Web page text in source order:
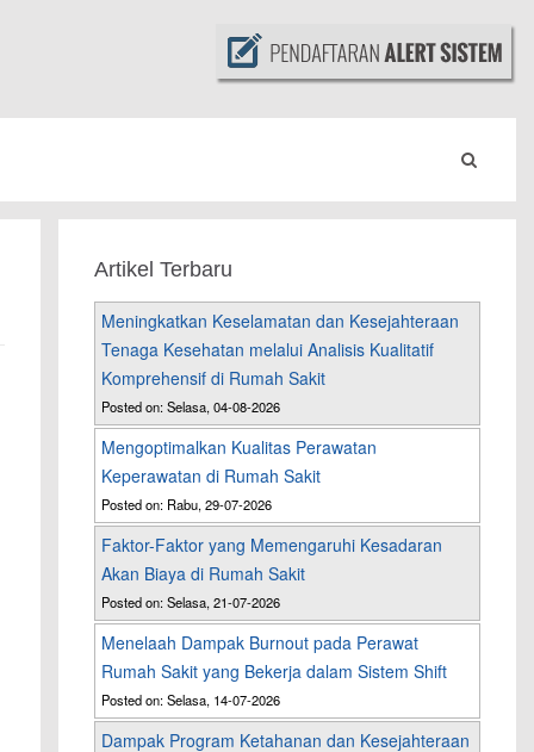
Artikel Terbaru
Meningkatkan Keselamatan dan Kesejahteraan
Tenaga Kesehatan melalui Analisis Kualitatif
Komprehensif di Rumah Sakit
Posted on: Selasa, 04-08-2026
Mengoptimalkan Kualitas Perawatan
Keperawatan di Rumah Sakit
Posted on: Rabu, 29-07-2026
Faktor-Faktor yang Memengaruhi Kesadaran
Akan Biaya di Rumah Sakit
Posted on: Selasa, 21-07-2026
Menelaah Dampak Burnout pada Perawat
Rumah Sakit yang Bekerja dalam Sistem Shift
Posted on: Selasa, 14-07-2026
Dampak Program Ketahanan dan Kesejahteraan